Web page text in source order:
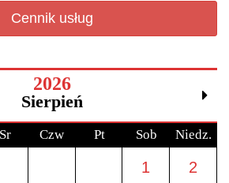
Cennik usług
2026
Sierpień
Sr Czw Pt Sob Niedz.
1 2